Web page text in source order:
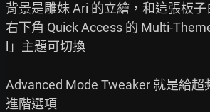
背景是雕妹 Ari 的立繪，和這張板子
右下角 Quick Access 的 Multi-
l」主題可切換
Advanced Mode Tweaker 就是給超